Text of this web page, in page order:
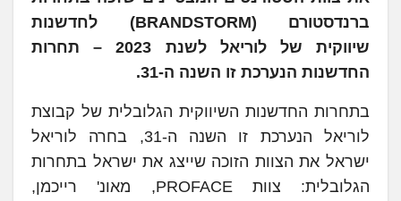
ברנדסטורם (BRANDSTORM) לחדשנות
שיווקית של לוריאל לשנת 2023 – תחרות
החדשנות הנערכת זו השנה ה-31.
בתחרות החדשנות השיווקית הגלובלית של קבוצת
לוריאל הנערכת זו השנה ה-31, בחרה לוריאל
ישראל את הצוות הזוכה שייצג את ישראל בתחרות
הגלובלית: צוות PROFACE, מאונ' רייכמן,